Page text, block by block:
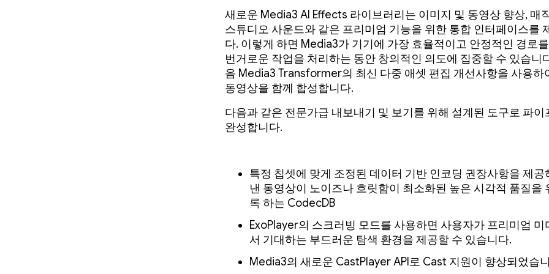
새로운 Media3 AI Effects 라이브러리는 이미지 및 동영상 향상, 매
스튜디오 사운드와 같은 프리미엄 기능을 위한 통합 인터페이스를
다. 이렇게 하면 Media3가 기기에 가장 효율적이고 안정적인 경로
번거로운 작업을 처리하는 동안 창의적인 의도에 집중할 수 있습니
음 Media3 Transformer의 최신 다중 애셋 편집 개선사항을 사용하
동영상을 함께 합성합니다.
다음과 같은 전문가급 내보내기 및 보기를 위해 설계된 도구로 파이
완성합니다.
특정 칩셋에 맞게 조정된 데이터 기반 인코딩 권장사항을 제공
낸 동영상이 노이즈나 흐릿함이 최소화된 높은 시각적 품질을
록 하는 CodecDB
ExoPlayer의 스크러빙 모드를 사용하면 사용자가 프리미엄 미
서 기대하는 부드러운 탐색 환경을 제공할 수 있습니다.
Media3의 새로운 CastPlayer API로 Cast 지원이 향상되었습